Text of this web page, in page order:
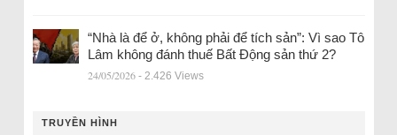
“Nhà là để ở, không phải để tích sản”: Vì sao Tô
Lâm không đánh thuế Bất Động sản thứ 2?
24/05/2026 - 2.426 Views
TRUYỀN HÌNH